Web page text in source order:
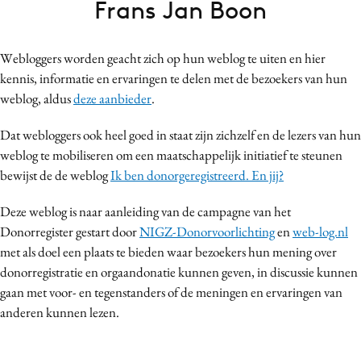
Carriere
Contentmarketing
Customer Experience
Data & Insights
Design
Digital transformation
Diversiteit
Effectiviteit
Gedragsverandering
Influencer marketing
Webloggers worden geacht zich op hun weblog te uiten en hier
kennis, informatie en ervaringen te delen met de bezoekers van hun
weblog, aldusdeze aanbieder.
Dat webloggers ook heel goed in staat zijn zichzelf en de lezers van hun
weblog te mobiliseren om een maatschappelijk initiatief te steunen
bewijst de de weblogIk ben donorgeregistreerd. En jij?
Deze weblog is naar aanleiding van de campagne van het
Donorregister gestart doorNIGZ-Donorvoorlichtingenweb-log.nl
met als doel een plaats te bieden waar bezoekers hun mening over
donorregistratie en orgaandonatie kunnen geven, in discussie kunnen
gaan met voor- en tegenstanders of de meningen en ervaringen van
anderen kunnen lezen.
Frans Jan Boon